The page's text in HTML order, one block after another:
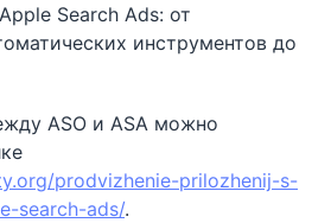
Search Ads: от
инструментов до
ASO и ASA можно
prodvizhenie-prilozhenij-s-
search-ads/.